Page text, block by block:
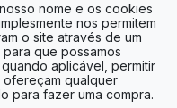
nome e os cookies
nos permitem
o site através de um
que possamos
aplicável, permitir
qualquer
para fazer uma compra.